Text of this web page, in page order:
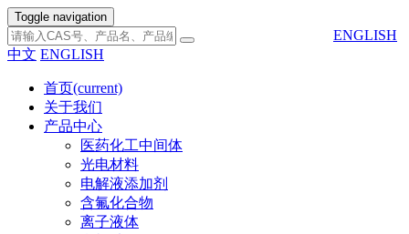
Toggle navigation
ENGLISH
中文 ENGLISH
首页(current)
关于我们
产品中心
医药化工中间体
光电材料
电解液添加剂
含氟化合物
离子液体